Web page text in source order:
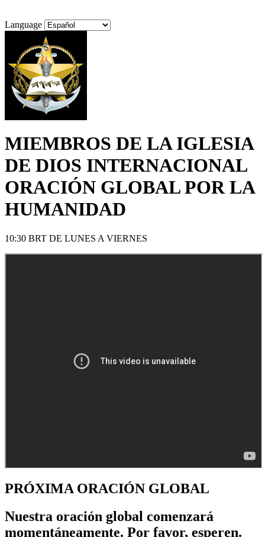
Language
MIEMBROS DE LA IGLESIA
DE DIOS INTERNACIONAL
ORACIÓN GLOBALPOR LA
HUMANIDAD
10:30 BRT DE LUNES A VIERNES
PRÓXIMA ORACIÓN GLOBAL
Nuestra oración global comenzará
momentáneamente. Por favor, esperen.